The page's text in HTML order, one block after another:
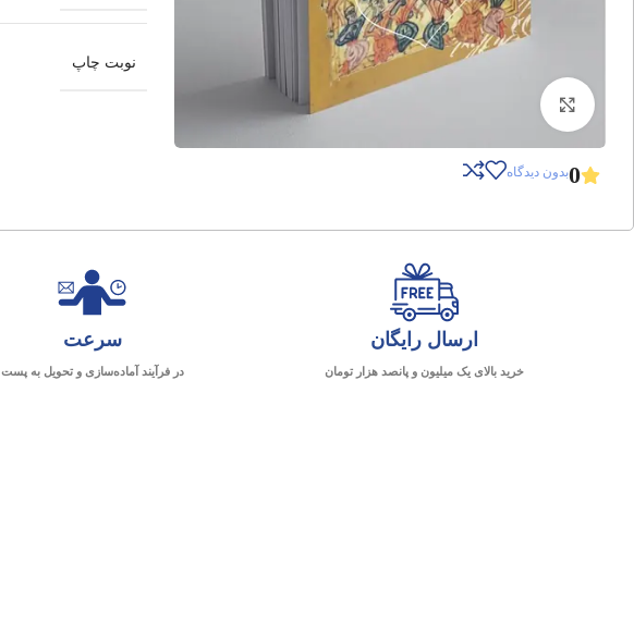
0بدون دیدگاه
نوبت چاپ
ارسال رایگان
خرید بالای یک میلیون و پانصد هزار تومان
سرعت
در فرآیند آماده‌سازی و تحویل به پست